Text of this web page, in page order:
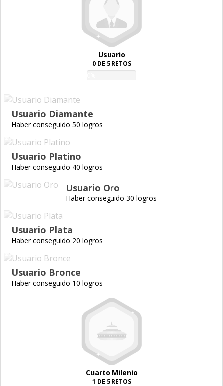
Usuario
0 DE 5 RETOS
Usuario Diamante
Haber conseguido 50 logros
Usuario Platino
Haber conseguido 40 logros
Usuario Oro
Haber conseguido 30 logros
Usuario Plata
Haber conseguido 20 logros
Usuario Bronce
Haber conseguido 10 logros
Cuarto Milenio
1 DE 5 RETOS